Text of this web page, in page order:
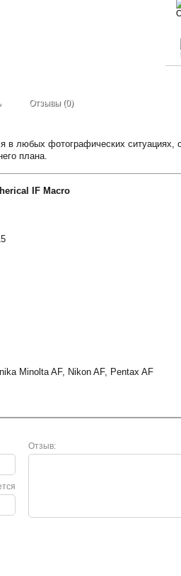
Отзывы (0)
в любых фотографических
плана.
IF Macro
Minolta AF, Nikon AF, Pentax AF
Отзыв: